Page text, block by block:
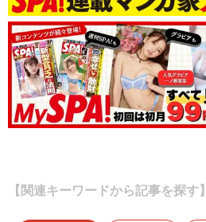
【関連キーワードから記事を探す】